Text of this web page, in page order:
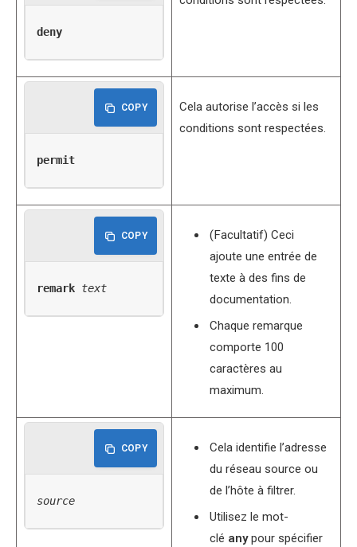
deny
COPY
permit
Cela autorise l’accès si les
conditions sont respectées.
COPY
remark text
(Facultatif) Ceci
ajoute une entrée de
texte à des fins de
documentation.
Chaque remarque
comporte 100
caractères au
maximum.
COPY
source
Cela identifie l’adresse
du réseau source ou
de l’hôte à filtrer.
Utilisez le mot-
clé anypour spécifier